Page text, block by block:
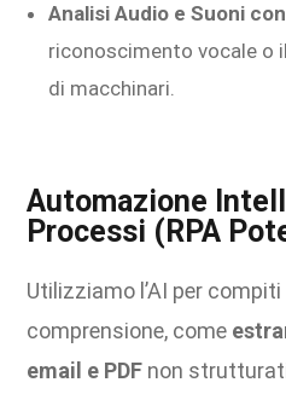
Analisi Audio e Suoni
riconoscimento vocale o
di macchinari.
Automazione
Processi (RPA
Utilizziamo l’AI per
comprensione, come
email e PDF non